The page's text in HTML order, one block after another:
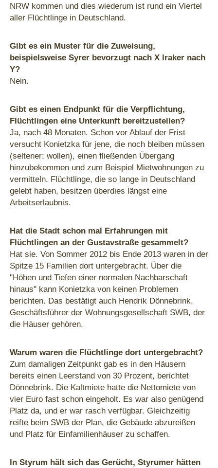
NRW kommen und dies wiederum ist rund ein Viertel
aller Flüchtlinge in Deutschland.
Gibt es ein Muster für die Zuweisung,
beispielsweise Syrer bevorzugt nach X lraker nach
Y?
Nein.
Gibt es einen Endpunkt für die Verpflichtung,
Flüchtlingen eine Unterkunft bereitzustellen?
Ja, nach 48 Monaten. Schon vor Ablauf der Frist
versucht Konietzka für jene, die noch bleiben müssen
(seltener: wollen), einen fließenden Übergang
hinzubekommen und zum Beispiel Mietwohnungen zu
vermitteln. Flüchtlinge, die so lange in Deutschland
gelebt haben, besitzen überdies längst eine
Arbeitserlaubnis.
Hat die Stadt schon mal Erfahrungen mit
Flüchtlingen an der Gustavstraße gesammelt?
Hat sie. Von Sommer 2012 bis Ende 2013 waren in der
Spitze 15 Familien dort untergebracht. Über die
"Höhen und Tiefen einer normalen Nachbarschaft
hinaus" kann Konietzka von keinen Problemen
berichten. Das bestätigt auch Hendrik Dönnebrink,
Geschäftsführer der Wohnungsgesellschaft SWB, der
die Häuser gehören.
Warum waren die Flüchtlinge dort untergebracht?
Zum damaligen Zeitpunkt gab es in den Häusern
bereits einen Leerstand von 30 Prozent, berichtet
Dönnebrink. Die Kaltmiete hatte die Nettomiete von
vier Euro fast schon eingeholt. Es war also genügend
Platz da, und er war rasch verfügbar. Gleichzeitig
reifte beim SWB der Plan, die Gebäude abzureißen
und Platz für Einfamilienhäuser zu schaffen.
ln Styrum hält sich das Gerücht, Styrumer hätten